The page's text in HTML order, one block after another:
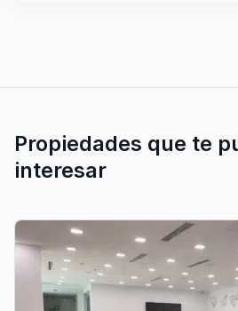
Propiedades que te
interesar